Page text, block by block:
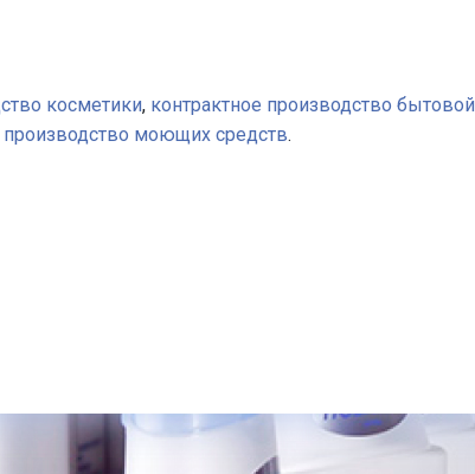
косметики, контрактное производство бытовой
производство моющих средств.